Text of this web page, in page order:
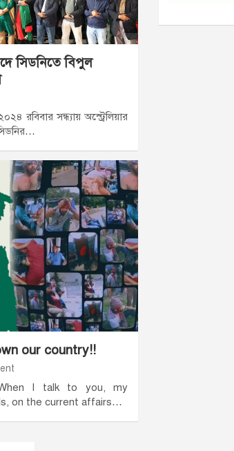
সিডনিতে বিপুল
সন্ধ্যায় অস্ট্রেলিয়ার
our country!!
I talk to you, my
on the current affairs…